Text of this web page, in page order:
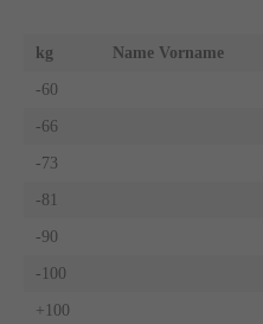
kg Name Vorname
-60
-66
-73
-81
-90
-100
+100